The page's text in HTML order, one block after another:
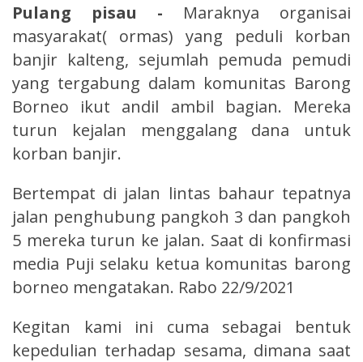
Pulang pisau - Maraknya organisai
masyarakat( ormas) yang peduli korban
banjir kalteng, sejumlah pemuda pemudi
yang tergabung dalam komunitas Barong
Borneo ikut andil ambil bagian. Mereka
turun kejalan menggalang dana untuk
korban banjir.
Bertempat di jalan lintas bahaur tepatnya
jalan penghubung pangkoh 3 dan pangkoh
5 mereka turun ke jalan. Saat di konfirmasi
media Puji selaku ketua komunitas barong
borneo mengatakan. Rabo 22/9/2021
Kegitan kami ini cuma sebagai bentuk
kepedulian terhadap sesama, dimana saat